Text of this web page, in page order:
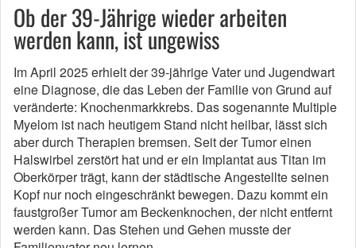
Ob der 39-Jährige wieder arbeiten
werden kann, ist ungewiss
Im April 2025 erhielt der 39-jährige Vater und Jugendwart
eine Diagnose, die das Leben der Familie von Grund auf
veränderte: Knochenmarkkrebs. Das sogenannte Multiple
Myelom ist nach heutigem Stand nicht heilbar, lässt sich
aber durch Therapien bremsen. Seit der Tumor einen
Halswirbel zerstört hat und er ein Implantat aus Titan im
Oberkörper trägt, kann der städtische Angestellte seinen
Kopf nur noch eingeschränkt bewegen. Dazu kommt ein
faustgroßer Tumor am Beckenknochen, der nicht entfernt
werden kann. Das Stehen und Gehen musste der